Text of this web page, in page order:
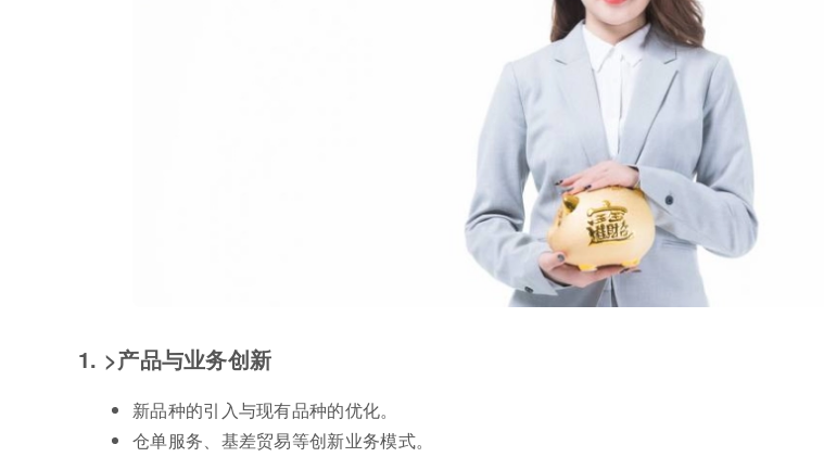
1. >产品与业务创新
新品种的引入与现有品种的优化。
仓单服务、基差贸易等创新业务模式。